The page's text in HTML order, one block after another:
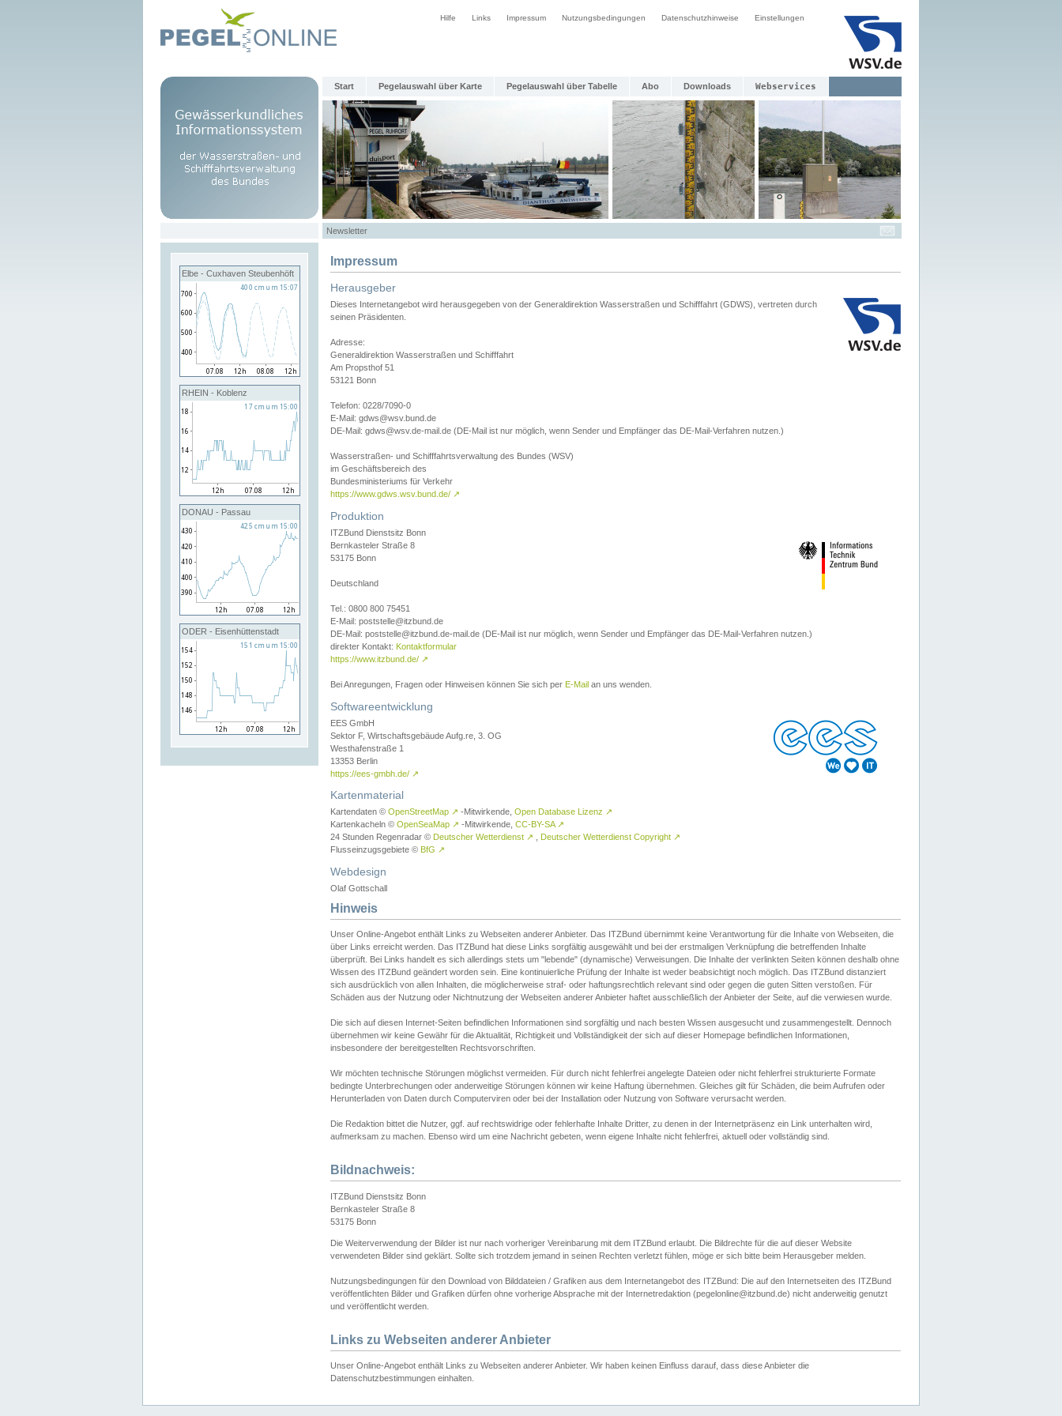
Hilfe Links Impressum Nutzungsbedingungen Datenschutzhinweise Einstellungen
Start Pegelauswahl über Karte Pegelauswahl über Tabelle Abo Downloads Webservices
Newsletter
Elbe - Cuxhaven Steubenhöft
RHEIN - Koblenz
DONAU - Passau
ODER - Eisenhüttenstadt
Impressum
Herausgeber
Dieses Internetangebot wird herausgegeben von der Generaldirektion Wasserstraßen und Schifffahrt (GDWS), vertreten durch
seinen Präsidenten.
Adresse:
Generaldirektion Wasserstraßen und Schifffahrt
Am Propsthof 51
53121 Bonn
Telefon: 0228/7090-0
E-Mail: gdws@wsv.bund.de
DE-Mail: gdws@wsv.de-mail.de (DE-Mail ist nur möglich, wenn Sender und Empfänger das DE-Mail-Verfahren nutzen.)
Wasserstraßen- und Schifffahrtsverwaltung des Bundes (WSV)
im Geschäftsbereich des
Bundesministeriums für Verkehr
https://www.gdws.wsv.bund.de/ ↗
Produktion
ITZBund Dienstsitz Bonn
Bernkasteler Straße 8
53175 Bonn
Deutschland
Tel.: 0800 800 75451
E-Mail: poststelle@itzbund.de
DE-Mail: poststelle@itzbund.de-mail.de (DE-Mail ist nur möglich, wenn Sender und Empfänger das DE-Mail-Verfahren nutzen.)
direkter Kontakt: Kontaktformular
https://www.itzbund.de/ ↗
Bei Anregungen, Fragen oder Hinweisen können Sie sich per E-Mail an uns wenden.
Softwareentwicklung
EES GmbH
Sektor F, Wirtschaftsgebäude Aufg.re, 3. OG
Westhafenstraße 1
13353 Berlin
https://ees-gmbh.de/ ↗
Kartenmaterial
Kartendaten © OpenStreetMap ↗ -Mitwirkende, Open Database Lizenz ↗
Kartenkacheln © OpenSeaMap ↗ -Mitwirkende, CC-BY-SA ↗
24 Stunden Regenradar © Deutscher Wetterdienst ↗ Deutscher Wetterdienst Copyright ↗
Flusseinzugsgebiete © BfG ↗
Webdesign
Olaf Gottschall
Hinweis
Unser Online-Angebot enthält Links zu Webseiten anderer Anbieter. Das ITZBund übernimmt keine Verantwortung für die Inhalte von Webseiten, die
über Links erreicht werden. Das ITZBund hat diese Links sorgfältig ausgewählt und bei der erstmaligen Verknüpfung die betreffenden Inhalte
überprüft. Bei Links handelt es sich allerdings stets um "lebende" (dynamische) Verweisungen. Die Inhalte der verlinkten Seiten können deshalb ohne
Wissen des ITZBund geändert worden sein. Eine kontinuierliche Prüfung der Inhalte ist weder beabsichtigt noch möglich. Das ITZBund distanziert
sich ausdrücklich von allen Inhalten, die möglicherweise straf- oder haftungsrechtlich relevant sind oder gegen die guten Sitten verstoßen. Für
Schäden aus der Nutzung oder Nichtnutzung der Webseiten anderer Anbieter haftet ausschließlich der Anbieter der Seite, auf die verwiesen wurde.
Die sich auf diesen Internet-Seiten befindlichen Informationen sind sorgfältig und nach besten Wissen ausgesucht und zusammengestellt. Dennoch
übernehmen wir keine Gewähr für die Aktualität, Richtigkeit und Vollständigkeit der sich auf dieser Homepage befindlichen Informationen,
insbesondere der bereitgestellten Rechtsvorschriften.
Wir möchten technische Störungen möglichst vermeiden. Für durch nicht fehlerfrei angelegte Dateien oder nicht fehlerfrei strukturierte Formate
bedingte Unterbrechungen oder anderweitige Störungen können wir keine Haftung übernehmen. Gleiches gilt für Schäden, die beim Aufrufen oder
Herunterladen von Daten durch Computerviren oder bei der Installation oder Nutzung von Software verursacht werden.
Die Redaktion bittet die Nutzer, ggf. auf rechtswidrige oder fehlerhafte Inhalte Dritter, zu denen in der Internetpräsenz ein Link unterhalten wird,
aufmerksam zu machen. Ebenso wird um eine Nachricht gebeten, wenn eigene Inhalte nicht fehlerfrei, aktuell oder vollständig sind.
Bildnachweis:
ITZBund Dienstsitz Bonn
Bernkasteler Straße 8
53175 Bonn
Die Weiterverwendung der Bilder ist nur nach vorheriger Vereinbarung mit dem ITZBund erlaubt. Die Bildrechte für die auf dieser Website
verwendeten Bilder sind geklärt. Sollte sich trotzdem jemand in seinen Rechten verletzt fühlen, möge er sich bitte beim Herausgeber melden.
Nutzungsbedingungen für den Download von Bilddateien / Grafiken aus dem Internetangebot des ITZBund: Die auf den Internetseiten des ITZBund
veröffentlichten Bilder und Grafiken dürfen ohne vorherige Absprache mit der Internetredaktion (pegelonline@itzbund.de) nicht anderweitig genutzt
und veröffentlicht werden.
Links zu Webseiten anderer Anbieter
Unser Online-Angebot enthält Links zu Webseiten anderer Anbieter. Wir haben keinen Einfluss darauf, dass diese Anbieter die
Datenschutzbestimmungen einhalten.